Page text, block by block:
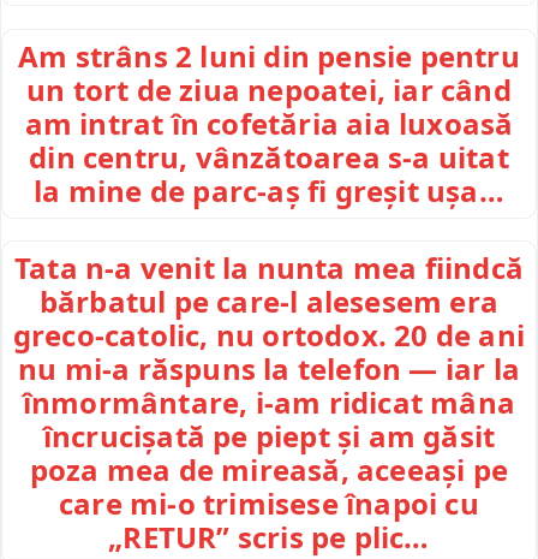
Am strâns 2 luni din pensie pentru
un tort de ziua nepoatei, iar când
am intrat în cofetăria aia luxoasă
din centru, vânzătoarea s-a uitat
la mine de parc-aș fi greșit ușa…
Tata n-a venit la nunta mea fiindcă
bărbatul pe care-l alesesem era
greco-catolic, nu ortodox. 20 de ani
nu mi-a răspuns la telefon — iar la
înmormântare, i-am ridicat mâna
încrucișată pe piept și am găsit
poza mea de mireasă, aceeași pe
care mi-o trimisese înapoi cu
„RETUR” scris pe plic…